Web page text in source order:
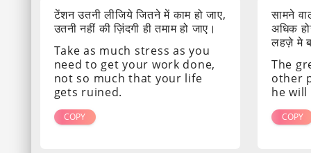
टेंशन उतनी लीजिये जितने में काम हो जाए,
उतनी नहीं की ज़िंदगी ही तमाम हो जाए।
Take as much stress as you
need to get your work done,
not so much that your life
gets ruined.
COPY
सामने
अधिक
लहज़े मे
The
other
he
COPY